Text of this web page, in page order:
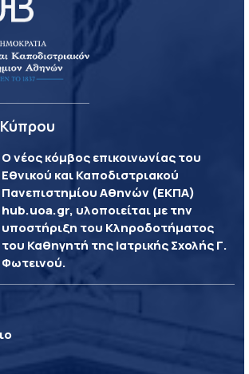
Ο νέος κόμβος επικοινωνίας του
Εθνικού και Καποδιστριακού
Πανεπιστημίου Αθηνών (ΕΚΠΑ)
hub.uoa.gr, υλοποιείται με την
υποστήριξη του Κληροδοτήματος
του Καθηγητή της Ιατρικής Σχολής Γ.
Φωτεινού.